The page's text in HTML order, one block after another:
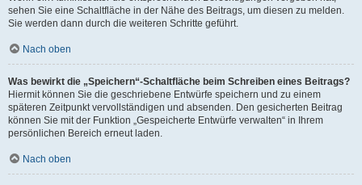
sehen Sie eine Schaltfläche in der Nähe des Beitrags, um diesen zu melden.
Sie werden dann durch die weiteren Schritte geführt.
Nach oben
Was bewirkt die „Speichern“-Schaltfläche beim Schreiben eines Beitrags?
Hiermit können Sie die geschriebene Entwürfe speichern und zu einem
späteren Zeitpunkt vervollständigen und absenden. Den gesicherten Beitrag
können Sie mit der Funktion „Gespeicherte Entwürfe verwalten“ in Ihrem
persönlichen Bereich erneut laden.
Nach oben